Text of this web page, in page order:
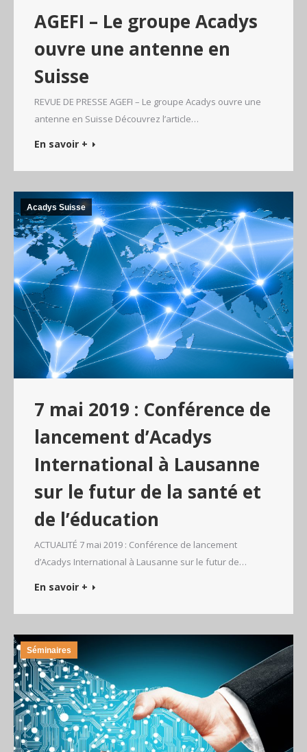
AGEFI – Le groupe Acadys
ouvre une antenne en
Suisse
REVUE DE PRESSE AGEFI – Le groupe Acadys ouvre une
antenne en Suisse Découvrez l’article…
En savoir +
Acadys Suisse
7 mai 2019 : Conférence de
lancement d’Acadys
International à Lausanne
sur le futur de la santé et
de l’éducation
ACTUALITÉ 7 mai 2019 : Conférence de lancement
d’Acadys International à Lausanne sur le futur de…
En savoir +
Séminaires